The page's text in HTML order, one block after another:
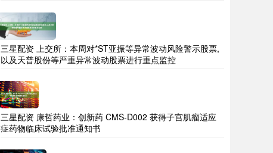
三星配资 上交所：本周对*ST亚振等异常波动风险警示股票,
以及天普股份等严重异常波动股票进行重点监控
三星配资 康哲药业：创新药 CMS-D002 获得子宫肌瘤适应
症药物临床试验批准通知书